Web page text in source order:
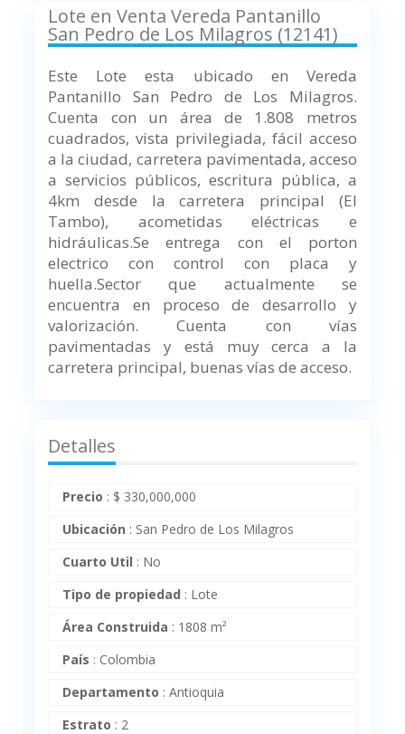
Lote en Venta Vereda Pantanillo
San Pedro de Los Milagros (12141)
Este Lote esta ubicado en Vereda
Pantanillo San Pedro de Los Milagros.
Cuenta con un área de 1.808 metros
cuadrados, vista privilegiada, fácil acceso
a la ciudad, carretera pavimentada, acceso
a servicios públicos, escritura pública, a
4km desde la carretera principal (El
Tambo), acometidas eléctricas e
hidráulicas.Se entrega con el porton
electrico con control con placa y
huella.Sector que actualmente se
encuentra en proceso de desarrollo y
valorización. Cuenta con vías
pavimentadas y está muy cerca a la
carretera principal, buenas vías de acceso.
Detalles
Precio : $ 330,000,000
Ubicación : San Pedro de Los Milagros
Cuarto Util : No
Tipo de propiedad : Lote
Área Construida : 1808 m²
País : Colombia
Departamento :Antioquia
Estrato : 2